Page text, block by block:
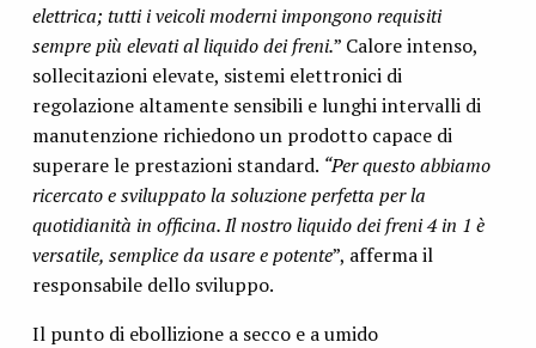
elettrica; tutti i veicoli moderni impongono requisiti
sempre più elevati al liquido dei freni.” Calore intenso,
sollecitazioni elevate, sistemi elettronici di
regolazione altamente sensibili e lunghi intervalli di
manutenzione richiedono un prodotto capace di
superare le prestazioni standard. “Per questo abbiamo
ricercato e sviluppato la soluzione perfetta per la
quotidianità in officina. Il nostro liquido dei freni 4 in 1 è
versatile, semplice da usare e potente”, afferma il
responsabile dello sviluppo.
Il punto di ebollizione a secco e a umido